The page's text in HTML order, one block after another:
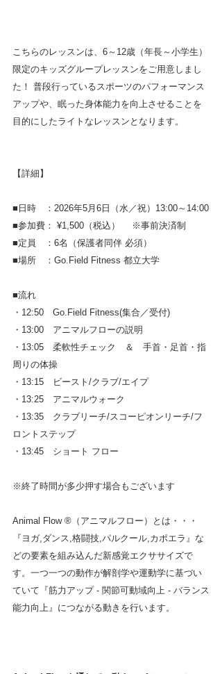
こちらのレッスンは、6～12歳（年長～小学生）
限定のキッズグループレッスンをご用意しまし
た！ 普段行っているスポーツのパフォーマンス
アップや、眠った身体能力を向上させることを
目的にしたライトなレッスンとなります。
【詳細】
■日時　：2026年5月6日（水／祝）13:00～14:00
■参加費： ¥1,500（税込） 　※事前決済制
■定員　：6名（保護者同伴 必須）
■場所　：Go.Field Fitness 都立大学
■流れ
・12:50　Go.Field Fitness(集合／受付)
・13:00　アニマルフローの説明
・13:05　柔軟性チェック　＆　手首・足首・指
周りの体操
・13:15　ビースト/クラブ/エイプ
・13:25　アニマルウォーク
・13:35　クラブリーチ/スコーピオンリーチ/フ
ロントステップ
・13:45　ショート フロー
※終了時間が多少押す場合もございます
Animal Flow ®（アニマルフロー）とは・・・
『ヨガ,ダンス,格闘技,パルクール,カポエラ』な
どの要素を組み込んだ新感覚エクササイズで
す。一つ一つの動作が解剖学や運動学に基づい
ていて『筋力アップ - 関節可動域向上 - バランス
能力向上』につながる動きを行います。